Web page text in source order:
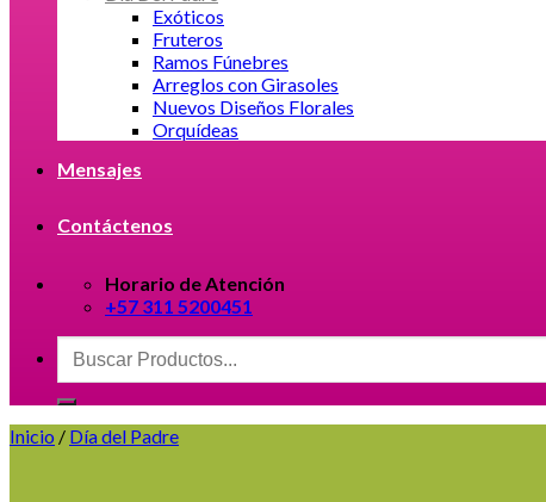
Exóticos
Fruteros
Ramos Fúnebres
Arreglos con Girasoles
Nuevos Diseños Florales
Orquídeas
Mensajes
Contáctenos
Horario de Atención
+57 311 5200451
Buscar
por:
Inicio / Día del Padre